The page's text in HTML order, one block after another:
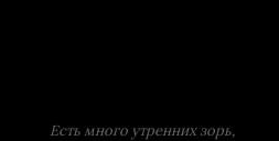
Есть много утренних зорь,